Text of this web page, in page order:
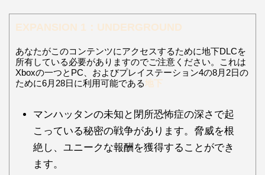
EXPANSION 1：UNDERGROUND
あなたがこのコンテンツにアクセスするために地下DLCを
所有している必要がありますのでご注意ください。これは
Xboxの一つとPC、およびプレイステーション4の8月2日の
ために6月28日に利用可能である地下
マンハッタンの未知と閉所恐怖症の深さで起
こっている秘密の戦争があります。脅威を根
絶し、ユニークな報酬を獲得することができ
ます。